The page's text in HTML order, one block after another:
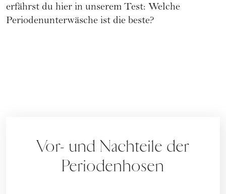
erfährst du hier in unserem Test: Welche
Periodenunterwäsche ist die beste?
Vor- und Nachteile der
Periodenhosen